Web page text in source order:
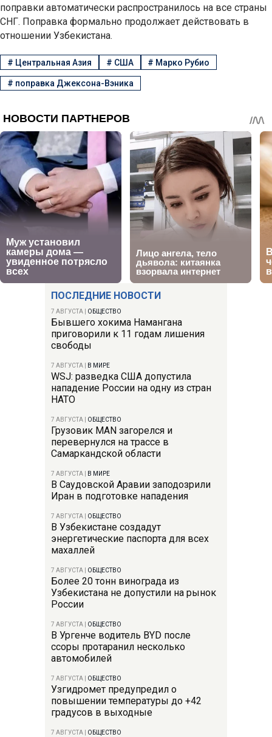
ПОСЛЕДНИЕ НОВОСТИ
7 АВГУСТА ОБЩЕСТВО
Бывшего хокима Намангана
приговорили к 11 годам лишения
свободы
7 АВГУСТА В МИРЕ
WSJ: разведка США допустила
нападение России на одну из стран
НАТО
7 АВГУСТА ОБЩЕСТВО
Грузовик MAN загорелся и
перевернулся на трассе в
Самаркандской области
7 АВГУСТА В МИРЕ
В Саудовской Аравии заподозрили
Иран в подготовке нападения
7 АВГУСТА ОБЩЕСТВО
В Узбекистане создадут
энергетические паспорта для всех
махаллей
7 АВГУСТА ОБЩЕСТВО
Более 20 тонн винограда из
Узбекистана не допустили на рынок
России
7 АВГУСТА ОБЩЕСТВО
В Ургенче водитель BYD после
ссоры протаранил несколько
автомобилей
7 АВГУСТА ОБЩЕСТВО
Узгидромет предупредил о
повышении температуры до +42
градусов в выходные
7 АВГУСТА ОБЩЕСТВО
поправки автоматически распространилось на все страны
СНГ. Поправка формально продолжает действовать в
отношении Узбекистана.
# Центральная Азия # США # Марко Рубио
# поправка Джексона-Вэника